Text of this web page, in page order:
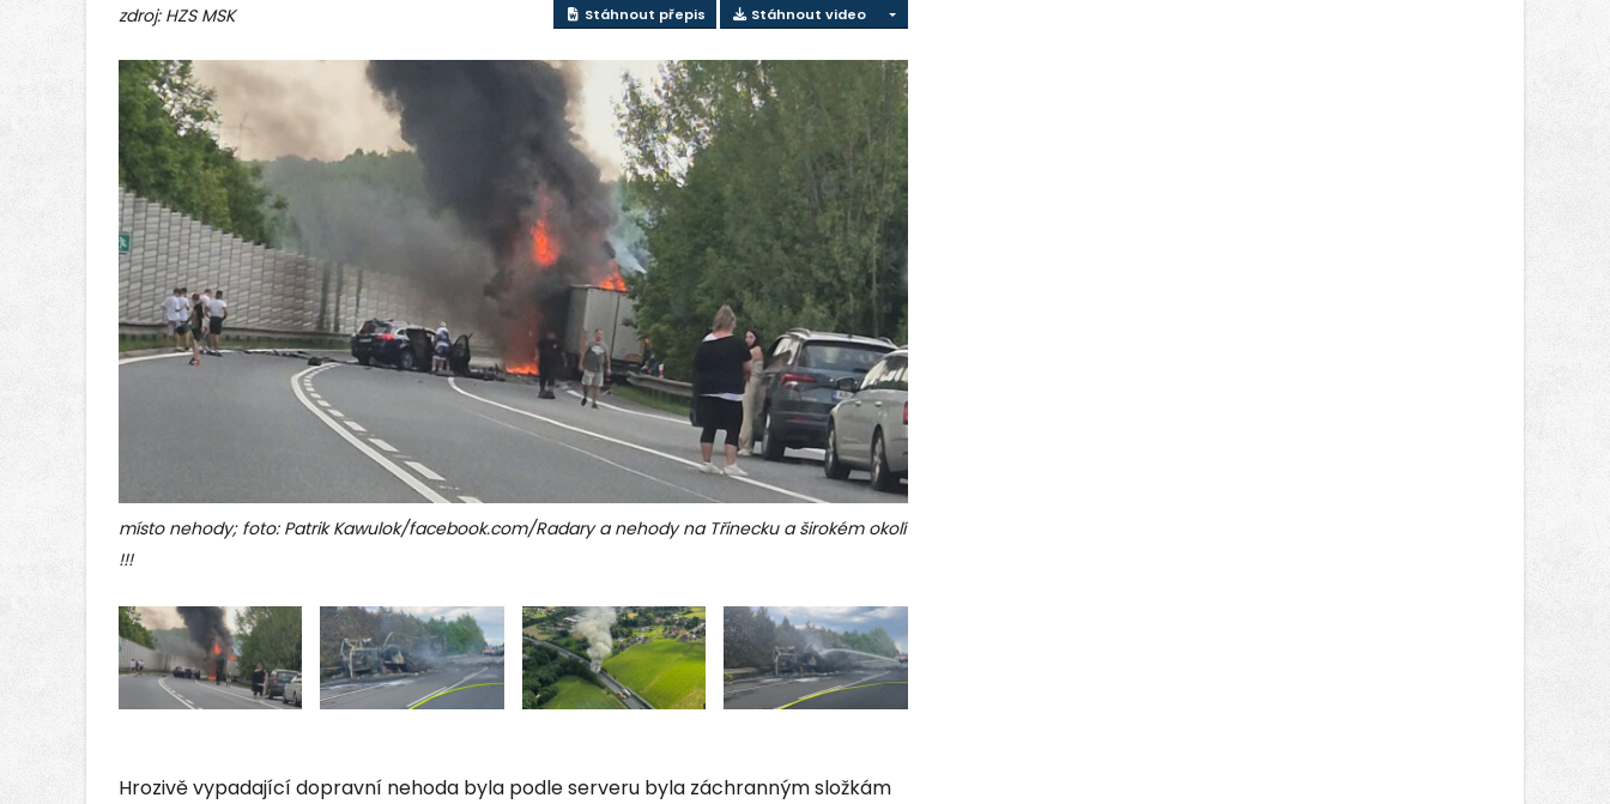
zdroj: HZS MSK Stáhnout přepis Stáhnout video
místo nehody; foto: Patrik Kawulok/facebook.com/Radary a nehody na Třinecku a širokém okolí
!!!
Hrozivě vypadající dopravní nehoda byla podle serveru byla záchranným složkám